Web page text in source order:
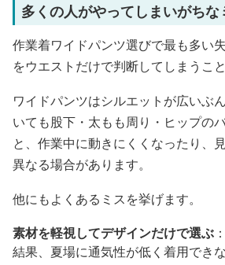
多くの人がやってしまいがちな
作業着ワイドパンツ選びで最も多い
をウエストだけで判断してしまうこ
ワイドパンツはシルエットが広いぶ
いても股下・太もも周り・ヒップの
と、作業中に動きにくくなったり、
異なる場合があります。
他にもよくあるミスを挙げます。
素材を軽視してデザインだけで選ぶ
結果、夏場に通気性が低く着用でき